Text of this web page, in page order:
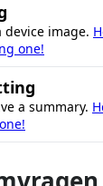
image.
one!
a summary.